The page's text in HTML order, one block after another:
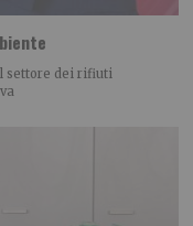
settore dei rifiuti